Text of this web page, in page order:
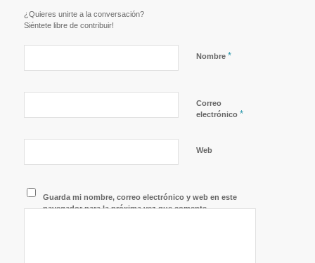
¿Quieres unirte a la conversación?
Siéntete libre de contribuir!
Nombre *
Correo
electrónico *
Web
Guarda mi nombre, correo electrónico y web en este
navegador para la próxima vez que comente.